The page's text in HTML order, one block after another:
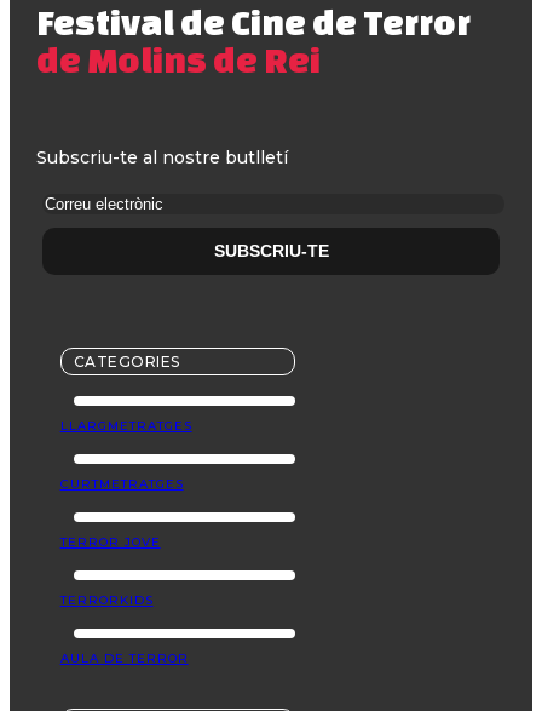
Festival de Cine de Terror
de Molins de Rei
Subscriu-te al nostre butlletí
CATEGORIES
LLARGMETRATGES
CURTMETRATGES
TERROR JOVE
TERRORKIDS
AULA DE TERROR